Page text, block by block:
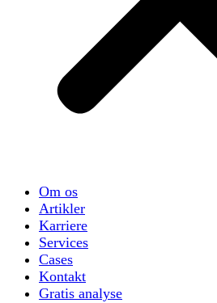
Om os
Artikler
Karriere
Services
Cases
Kontakt
Gratis analyse